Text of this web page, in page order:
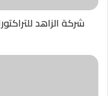
شركة الزاهد